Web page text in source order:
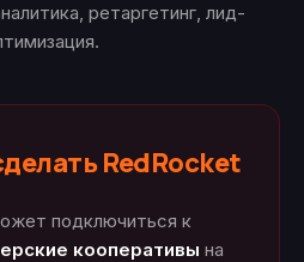
ретаргетинг, лид-
RedRocket
подключиться к
кооперативы на